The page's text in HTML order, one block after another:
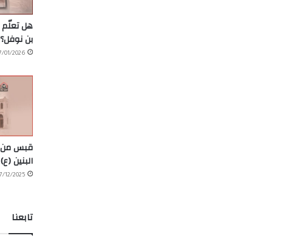
هل
بن
01/2026
قبس من
البنين (ع)
12/2025
تابعنا